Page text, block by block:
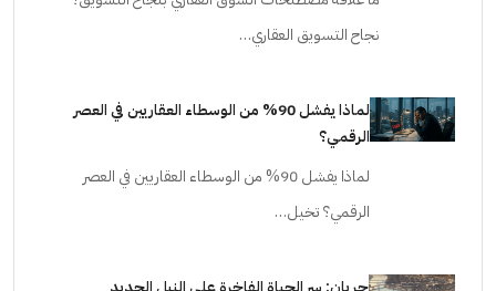
ما علاقة مصطلحات السوق العقاري بنجاح التسويق؟
نجاح التسويق العقاري…
لماذا يفشل 90% من الوسطاء العقاريين في العصر
الرقمي؟
لماذا يفشل 90% من الوسطاء العقاريين في العصر
الرقمي؟ تخيل…